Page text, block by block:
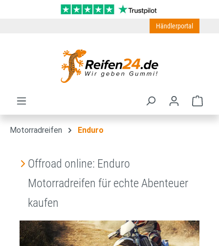
Zum Hauptinhalt springen
Händlerportal
Motorradreifen Enduro
Offroad online: Enduro
Motorradreifen für echte Abenteuer
kaufen